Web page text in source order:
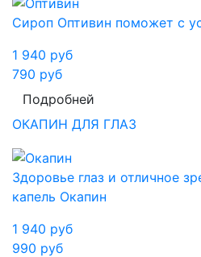
Сироп Оптивин поможет с
1 940 руб
790 руб
Подробней
ОКАПИН ДЛЯ ГЛАЗ
Здоровье глаз и отличное
капель Окапин
1 940 руб
990 руб